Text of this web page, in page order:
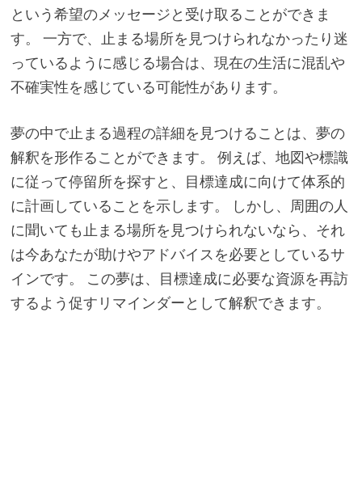
という希望のメッセージと受け取ることができま
す。 一方で、止まる場所を見つけられなかったり迷
っているように感じる場合は、現在の生活に混乱や
不確実性を感じている可能性があります。
夢の中で止まる過程の詳細を見つけることは、夢の
解釈を形作ることができます。 例えば、地図や標識
に従って停留所を探すと、目標達成に向けて体系的
に計画していることを示します。 しかし、周囲の人
に聞いても止まる場所を見つけられないなら、それ
は今あなたが助けやアドバイスを必要としているサ
インです。 この夢は、目標達成に必要な資源を再訪
するよう促すリマインダーとして解釈できます。